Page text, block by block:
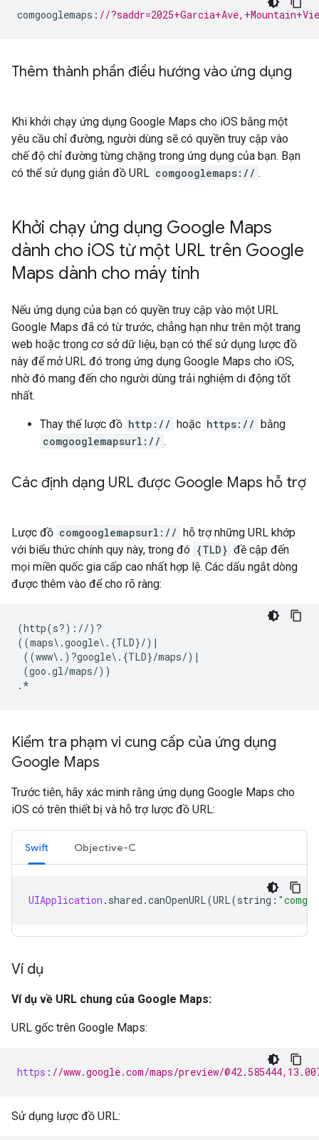
comgooglemaps : //
Thêm thành phần điều hướng vào ứng dụng
Khi khởi chạy ứng dụng Google Maps cho iOS bằng một
yêu cầu chỉ đường, người dùng sẽ có quyền truy cập vào
chế độ chỉ đường từng chặng trong ứng dụng của bạn. Bạn
có thể sử dụng giản đồ URL comgooglemaps:// .
Khởi chạy ứng dụng Google Maps
dành cho iOS từ một URL trên Google
Maps dành cho máy tính
Nếu ứng dụng của bạn có quyền truy cập vào một URL
Google Maps đã có từ trước, chẳng hạn như trên một trang
web hoặc trong cơ sở dữ liệu, bạn có thể sử dụng lược đồ
này để mở URL đó trong ứng dụng Google Maps cho iOS,
nhờ đó mang đến cho người dùng trải nghiệm di động tốt
nhất.
Thay thế lược đồ http:// hoặc https:// bằng
comgooglemapsurl:// .
Các định dạng URL được Google Maps hỗ trợ
Lược đồ comgooglemapsurl:// hỗ trợ những URL khớp
với biểu thức chính quy này, trong đó {TLD} đề cập đến
mọi miền quốc gia cấp cao nhất hợp lệ. Các dấu ngắt dòng
được thêm vào để cho rõ ràng:
(http(s?)://)?
((maps\.google\.{TLD}/)|
((www\.)?google\.{TLD}/maps/)|
(goo.gl/maps/))
Kiểm tra phạm vi cung cấp của ứng dụng
Google Maps
Trước tiên, hãy xác minh rằng ứng dụng Google Maps cho
iOS có trên thiết bị và hỗ trợ lược đồ URL:
Swift Objective-C
UIApplication . shared .canOpenURL(URL(string :
Ví dụ
Ví dụ về URL chung của Google Maps:
URL gốc trên Google Maps:
https : //www.google.com/maps/preview/
Sử dụng lược đồ URL: